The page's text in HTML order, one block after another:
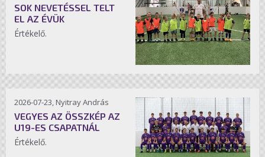
SOK NEVETÉSSEL TELT
EL AZ ÉVÜK
Értékelő.
2026-07-23, Nyitray András
VEGYES AZ ÖSSZKÉP AZ
U19-ES CSAPATNÁL
Értékelő.